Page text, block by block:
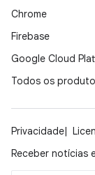
Chrome
Firebase
Google Cloud
Todos os
Privacidade
Receber notícias